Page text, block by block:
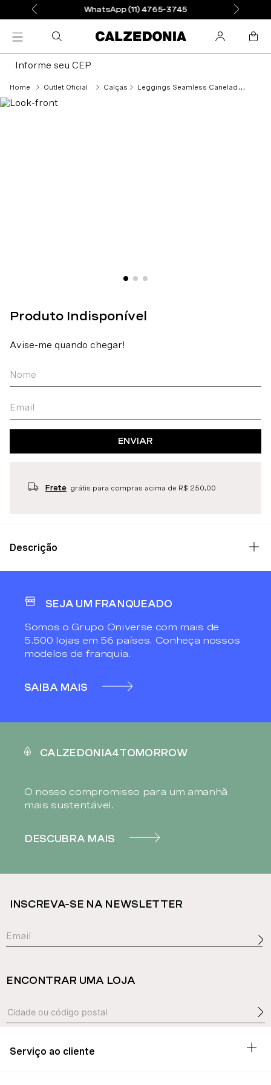
WhatsApp (11) 4765-3745
Informe seu CEP
Outlet Oficial Calças Leggings Seamless Canelado Fino - Azul
ENVIAR
Frete grátis para compras acima de R$ 250,00
Descrição
SEJA UM FRANQUEADO
Somos o Grupo Oniverse com mais de
5.500 lojas em 56 países. Conheça nossos
modelos de franquia.
SAIBA MAIS
CALZEDONIA4TOMORROW
O nosso compromisso para um amanhã
mais sustentável.
DESCUBRA MAIS
INSCREVA-SE NA NEWSLETTER
ENCONTRAR UMA LOJA
Serviço ao cliente